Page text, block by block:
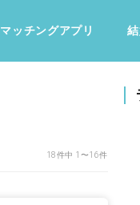
マッチングアプリ
18件中 1〜16件